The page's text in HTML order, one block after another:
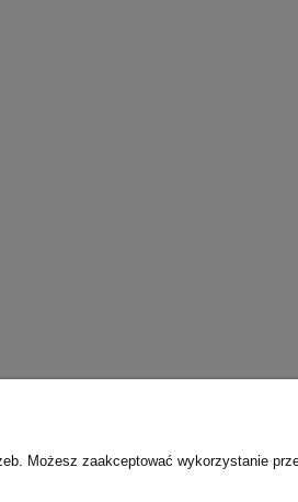
Możesz zaakceptować wykorzystanie